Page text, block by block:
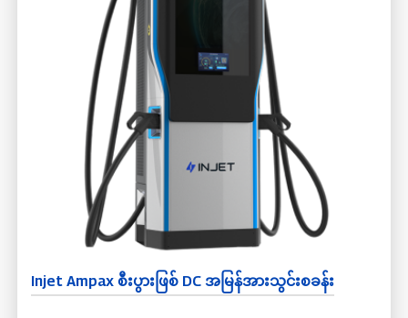
Injet Ampax စီးပွားဖြစ် DC အမြန်အားသွင်းစခန်း